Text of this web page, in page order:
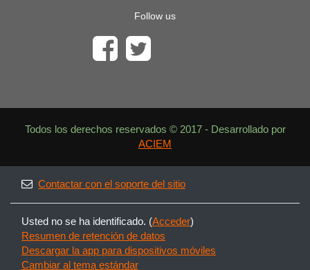
Follow us
Todos los derechos reservados © 2017 - Desarrollado por
ACIEM
Contactar con el soporte del sitio
Usted no se ha identificado. (Acceder)
Resumen de retención de datos
Descargar la app para dispositivos móviles
Cambiar al tema estándar